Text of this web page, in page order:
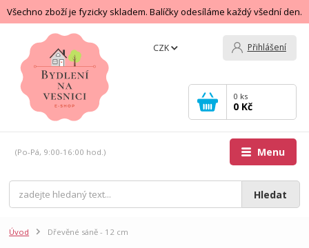
Všechno zboží je fyzicky skladem. Balíčky odesíláme každý všední den.
Menu
CZK Přihlášení
Hledat
(Po-Pá, 9:00-16:00 hod.)
0 ks
0 Kč
Úvod Dřevěné sáně - 12 cm